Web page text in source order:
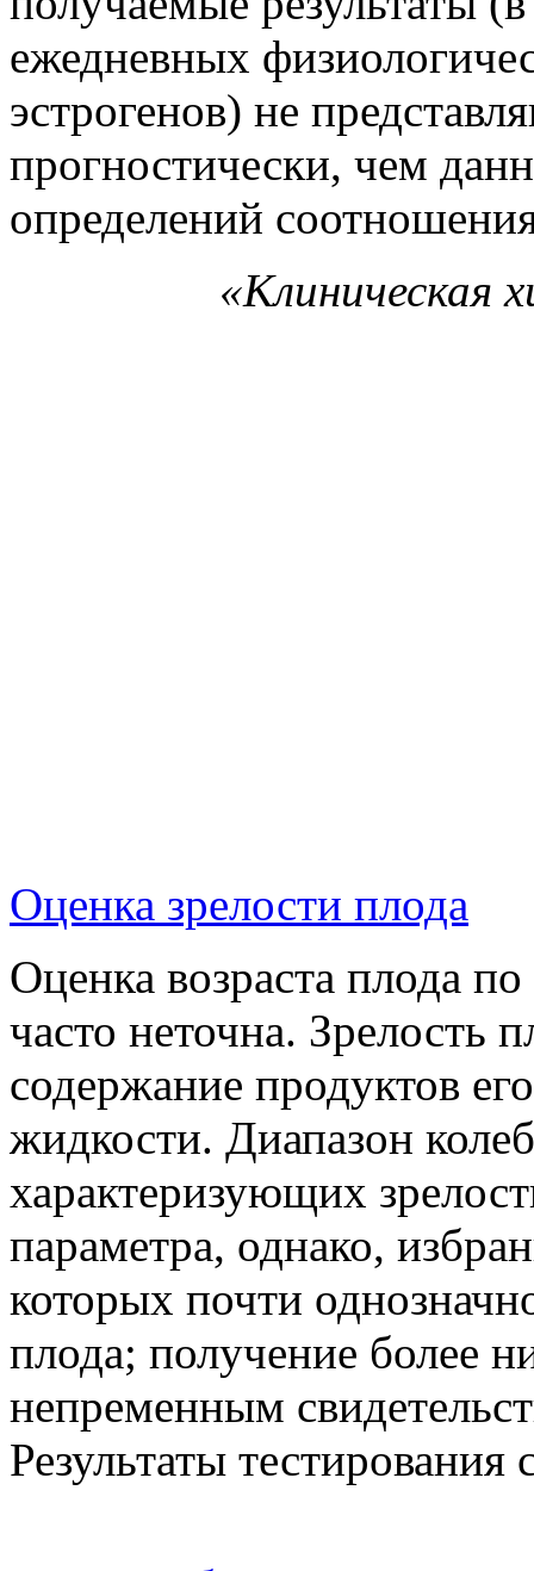
ежедневных
эстрогенов) не
прогностически, чем
определений
«Клиническая
Оценка зрелости плода
Оценка возраста плода
часто неточна. Зрелость
содержание продуктов
жидкости. Диапазон
характеризующих
параметра, однако,
которых почти
плода; получение более
непременным
Результаты